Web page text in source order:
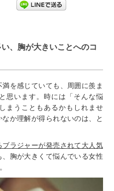
、胸が大きいことへのコ
を感じていても、周囲に羨ま
思います。時には「そんな悩
まうこともあるかもしれませ
か理解が得られないのは、と
ブラジャーが発売されて大人気
、胸が大きくて悩んでいる女性